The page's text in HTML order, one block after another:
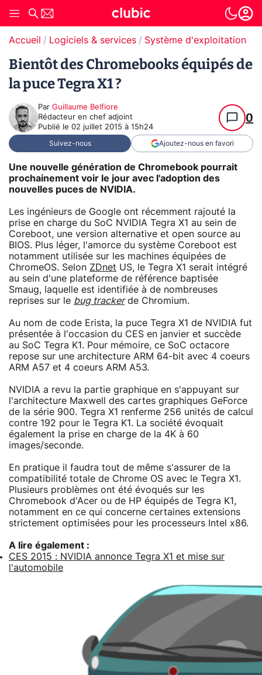
Accueil Logiciels & services Système d'exploitation
Bientôt des Chromebooks équipés de
la puce Tegra X1 ?
Par Guillaume Belfiore
Rédacteur en chef adjoint
Publié le 02 juillet 2015 à 15h24
0
Suivez-nous Ajoutez-nous en favori
Une nouvelle génération de Chromebook pourrait
prochainement voir le jour avec l'adoption des
nouvelles puces de NVIDIA.
Les ingénieurs de Google ont récemment rajouté la
prise en charge du SoC NVIDIA Tegra X1 au sein de
Coreboot, une version alternative et open source au
BIOS. Plus léger, l'amorce du système Coreboot est
notamment utilisée sur les machines équipées de
ChromeOS. Selon ZDnet US, le Tegra X1 serait intégré
au sein d'une plateforme de référence baptisée
Smaug, laquelle est identifiée à de nombreuses
reprises sur le bug trackerde Chromium.
Au nom de code Erista, la puce Tegra X1 de NVIDIA fut
présentée à l'occasion du CES en janvier et succède
au SoC Tegra K1. Pour mémoire, ce SoC octacore
repose sur une architecture ARM 64-bit avec 4 coeurs
ARM A57 et 4 coeurs ARM A53.
NVIDIA a revu la partie graphique en s'appuyant sur
l'architecture Maxwell des cartes graphiques GeForce
de la série 900. Tegra X1 renferme 256 unités de calcul
contre 192 pour le Tegra K1. La société évoquait
également la prise en charge de la 4K à 60
images/seconde.
En pratique il faudra tout de même s'assurer de la
compatibilité totale de Chrome OS avec le Tegra X1.
Plusieurs problèmes ont été évoqués sur les
Chromebook d'Acer ou de HP équipés de Tegra K1,
notamment en ce qui concerne certaines extensions
strictement optimisées pour les processeurs Intel x86.
A lire également :
CES 2015 : NVIDIA annonce Tegra X1 et mise sur
l'automobile